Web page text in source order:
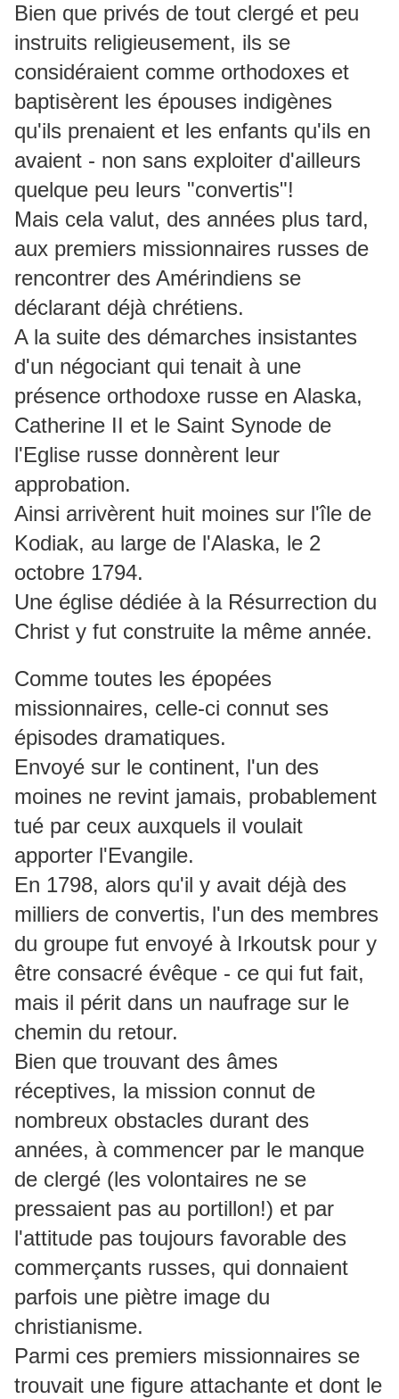
Bien que privés de tout clergé et peu
instruits religieusement, ils se
considéraient comme orthodoxes et
baptisèrent les épouses indigènes
qu'ils prenaient et les enfants qu'ils en
avaient - non sans exploiter d'ailleurs
quelque peu leurs "convertis"!
Mais cela valut, des années plus tard,
aux premiers missionnaires russes de
rencontrer des Amérindiens se
déclarant déjà chrétiens.
A la suite des démarches insistantes
d'un négociant qui tenait à une
présence orthodoxe russe en Alaska,
Catherine II et le Saint Synode de
l'Eglise russe donnèrent leur
approbation.
Ainsi arrivèrent huit moines sur l'île de
Kodiak, au large de l'Alaska, le 2
octobre 1794.
Une église dédiée à la Résurrection du
Christ y fut construite la même année.
Comme toutes les épopées
missionnaires, celle-ci connut ses
épisodes dramatiques.
Envoyé sur le continent, l'un des
moines ne revint jamais, probablement
tué par ceux auxquels il voulait
apporter l'Evangile.
En 1798, alors qu'il y avait déjà des
milliers de convertis, l'un des membres
du groupe fut envoyé à Irkoutsk pour y
être consacré évêque - ce qui fut fait,
mais il périt dans un naufrage sur le
chemin du retour.
Bien que trouvant des âmes
réceptives, la mission connut de
nombreux obstacles durant des
années, à commencer par le manque
de clergé (les volontaires ne se
pressaient pas au portillon!) et par
l'attitude pas toujours favorable des
commerçants russes, qui donnaient
parfois une piètre image du
christianisme.
Parmi ces premiers missionnaires se
trouvait une figure attachante et dont le